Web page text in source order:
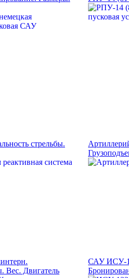
стрельбы.
Вес. Двигатель
САУ ИСУ-